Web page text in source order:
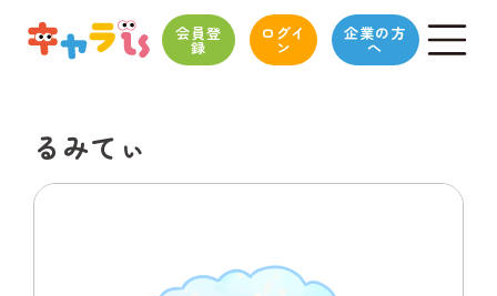
会員登
録
ログイ
ン
企業の方
へ
るみてぃ